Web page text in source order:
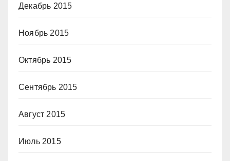
Декабрь 2015
Ноябрь 2015
Октябрь 2015
Сентябрь 2015
Август 2015
Июль 2015